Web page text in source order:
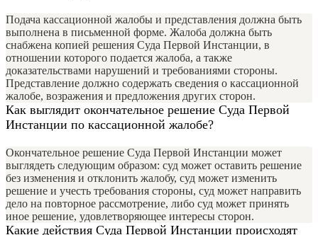
Подача кассационной жалобы и представления должна быть
выполнена в письменной форме. Жалоба должна быть
снабжена копией решения Суда Первой Инстанции, в
отношении которого подается жалоба, а также
доказательствами нарушений и требованиями стороны.
Представление должно содержать сведения о кассационной
жалобе, возражения и предложения других сторон.
Как выглядит окончательное решение Суда Первой
Инстанции по кассационной жалобе?
Окончательное решение Суда Первой Инстанции может
выглядеть следующим образом: суд может оставить решение
без изменения и отклонить жалобу, суд может изменить
решение и учесть требования стороны, суд может направить
дело на повторное рассмотрение, либо суд может принять
иное решение, удовлетворяющее интересы сторон.
Какие действия Суда Первой Инстанции происходят